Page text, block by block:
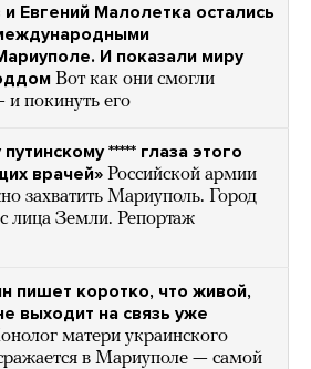
Евгений Малолетка остались
И показали миру
Вот как они смогли
покинуть его
***** глаза этого
врачей» Российской армии
захватить Мариуполь. Город
лица Земли. Репортаж
пишет коротко, что живой,
выходит на связь уже
матери украинского
в Мариуполе — самой